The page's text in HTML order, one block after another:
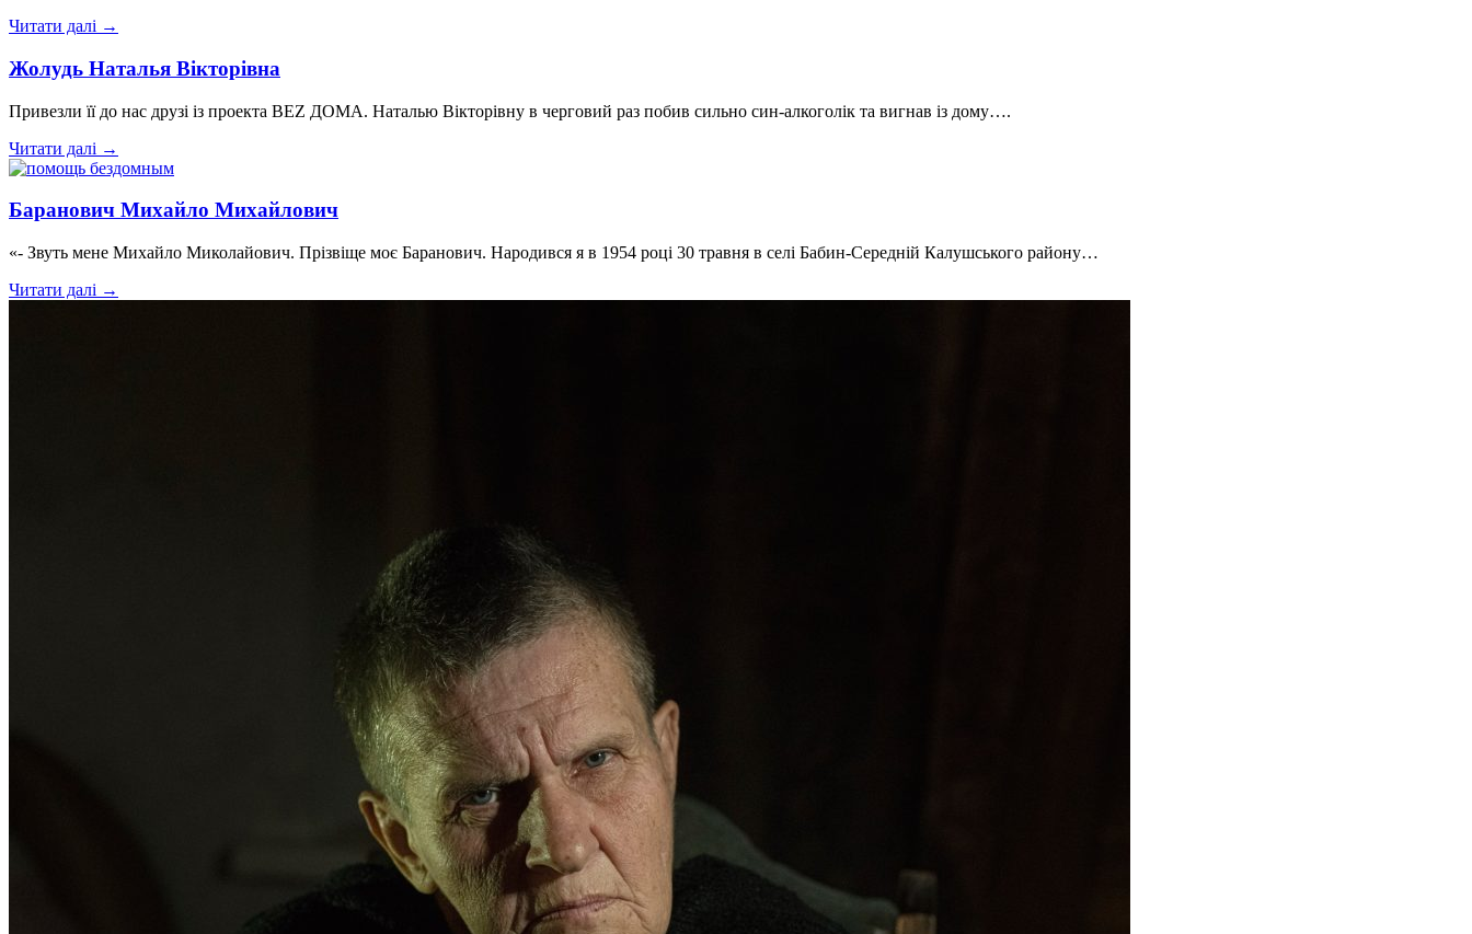
Читати далі →
Жолудь Наталья Вікторівна
Привезли її до нас друзі із проекта BEZ ДОМА. Наталью Вікторівну в черговий раз побив сильно син-алкоголік та вигнав із дому….
Читати далі →
Баранович Михайло Михайлович
«- Звуть мене Михайло Миколайович. Прізвіще моє Баранович. Народився я в 1954 році 30 травня в селі Бабин-Середній Калушського району…
Читати далі →